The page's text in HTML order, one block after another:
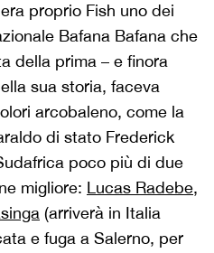
proprio Fish uno dei
Bafana Bafana che
della prima – e finora
sua storia, faceva
arcobaleno, come la
di stato Frederick
poco più di due
migliore: Lucas Radebe,
(arriverà in Italia
e fuga a Salerno, per